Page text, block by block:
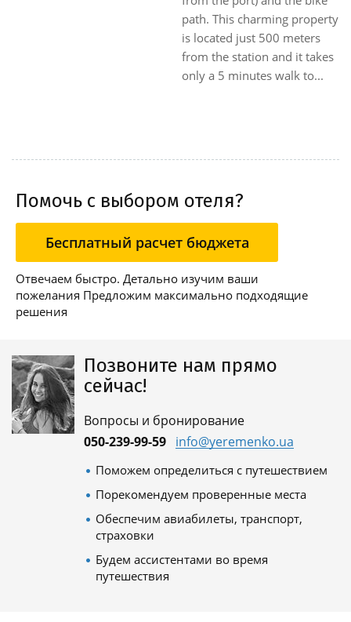
drive, and just a few steps
from Villa Nobel, the house
of Alfred Nobel. This elegant
hotel is set i...
Помочь с выбором отеля?
Бесплатный расчет бюджета
Отвечаем быстро. Детально изучим ваши
пожелания Предложим максимально подходящие
решения
Позвоните нам прямо
сейчас!
Вопросы и бронирование
050-239-99-59 info@yeremenko.ua
Поможем определиться с путешествием
Порекомендуем проверенные места
Обеспечим авиабилеты, транспорт,
страховки
Будем ассистентами во время
путешествия